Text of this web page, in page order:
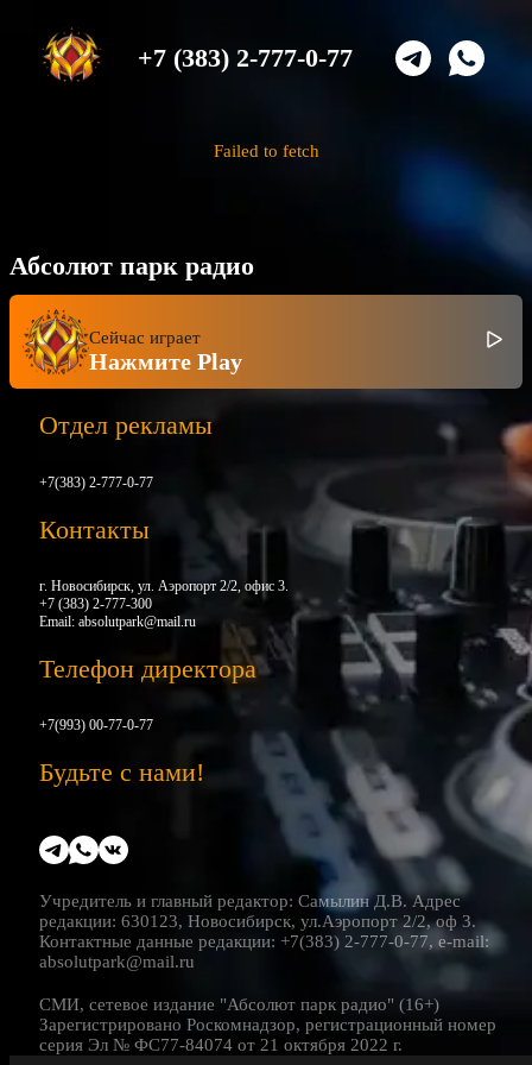
+7 (383) 2-777-0-77
Failed to fetch
Абсолют парк радио
Сейчас играет
Нажмите Play
Отдел рекламы
+7(383) 2-777-0-77
Контакты
г. Новосибирск, ул. Аэропорт 2/2, офис 3.
+7 (383) 2-777-300
Email: absolutpark@mail.ru
Телефон директора
+7(993) 00-77-0-77
Будьте с нами!
Учредитель и главный редактор: Самылин Д.В. Адрес
редакции: 630123, Новосибирск, ул.Аэропорт 2/2, оф 3.
Контактные данные редакции: +7(383) 2-777-0-77, e-mail:
absolutpark@mail.ru
СМИ, сетевое издание "Абсолют парк радио" (16+)
Зарегистрировано Роскомнадзор, регистрационный номер
серия Эл № ФС77-84074 от 21 октября 2022 г.